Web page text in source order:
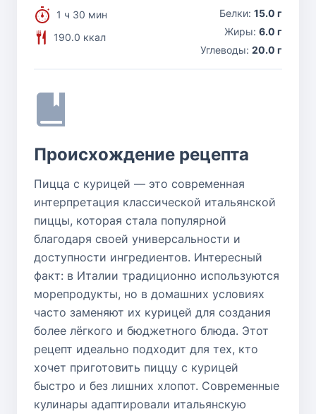
1 ч 30 мин
190.0 ккал
Белки: 15.0 г
Жиры: 6.0 г
Углеводы: 20.0 г
Происхождение рецепта
Пицца с курицей — это современная
интерпретация классической итальянской
пиццы, которая стала популярной
благодаря своей универсальности и
доступности ингредиентов. Интересный
факт: в Италии традиционно используются
морепродукты, но в домашних условиях
часто заменяют их курицей для создания
более лёгкого и бюджетного блюда. Этот
рецепт идеально подходит для тех, кто
хочет приготовить пиццу с курицей
быстро и без лишних хлопот. Современные
кулинары адаптировали итальянскую